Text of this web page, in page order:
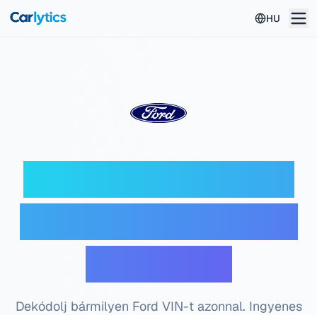
HU
Dekódolj bármilyen Ford VIN-t azonnal. Ingyenes